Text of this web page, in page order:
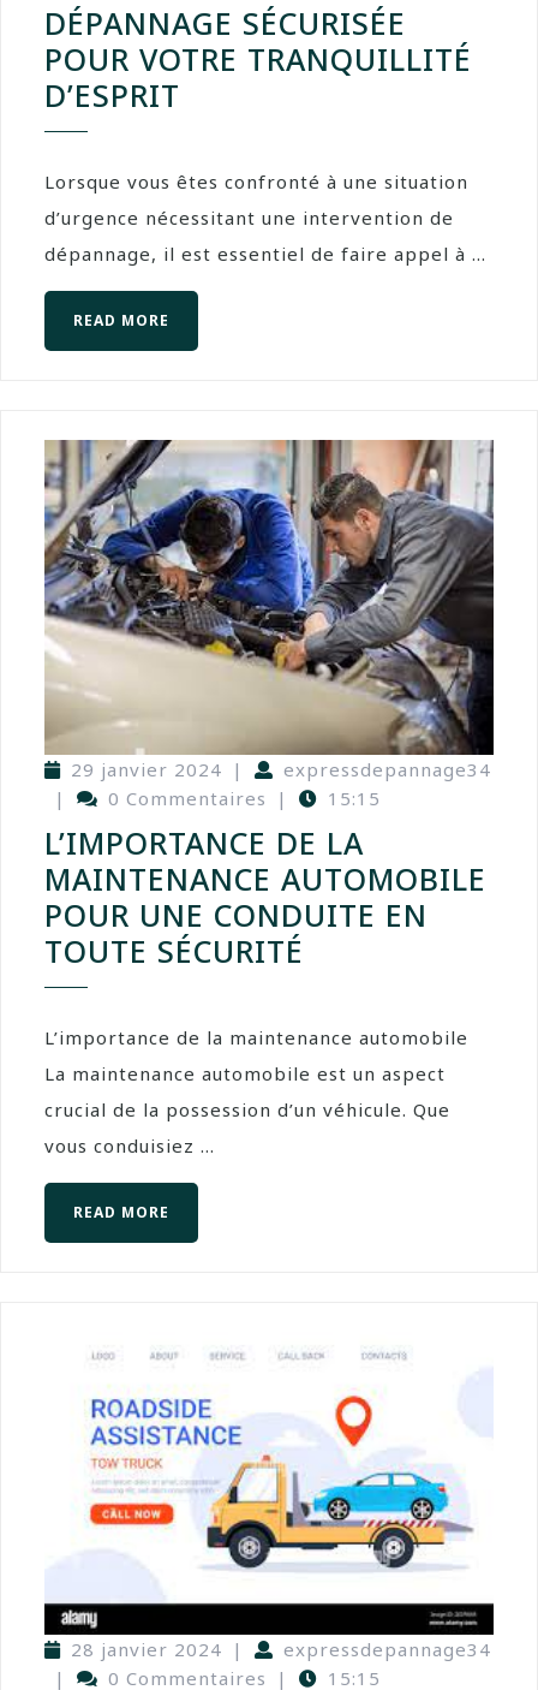
DÉPANNAGE SÉCURISÉE
POUR VOTRE TRANQUILLITÉ
D’ESPRIT
Lorsque vous êtes confronté à une situation
d’urgence nécessitant une intervention de
dépannage, il est essentiel de faire appel à ...
READ MORE
29 janvier 2024 |
expressdepannage34
|
0 Commentaires | 15:15
L’IMPORTANCE DE LA
MAINTENANCE AUTOMOBILE
POUR UNE CONDUITE EN
TOUTE SÉCURITÉ
L’importance de la maintenance automobile
La maintenance automobile est un aspect
crucial de la possession d’un véhicule. Que
vous conduisiez ...
READ MORE
28 janvier 2024 |
expressdepannage34
|
0 Commentaires | 15:15